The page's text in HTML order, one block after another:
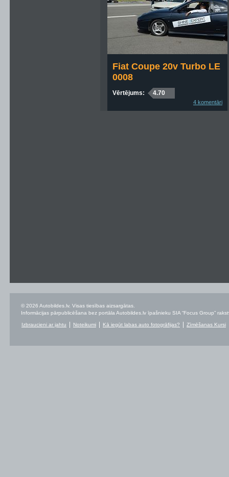
Fiat Coupe 20v Turbo LE
0008
Vērtējums: 4.70
4 komentāri
© 2026 Autobildes.lv. Visas tiesības aizsargātas.
Informācijas pārpublicēšana bez portāla Autobildes.lv īpašnieku SIA “Focus Group”
Izbraucieni ar jahtu Noteikumi Kā iegūt labas auto fotogrāfijas? Zīmēšanas Kursi